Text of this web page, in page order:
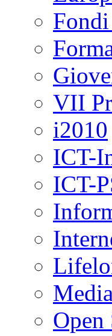
VII
i2010
ICT-
ICT-
Open